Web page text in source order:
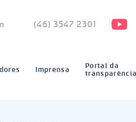
(46) 3547 2301
Imprensa
Portal da
transparência